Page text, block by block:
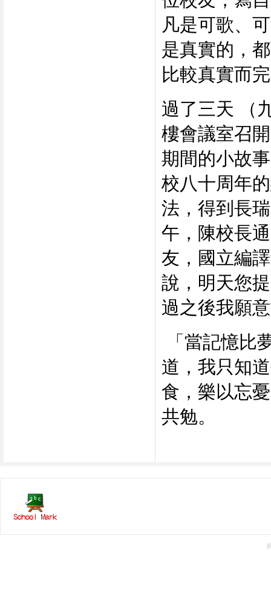
凡是可歌、
是真實的，
比較真實而
過了三天 （
樓會議室召
期間的小故
校八十周年
法，得到長
午，陳校長
友，國立編
說，明天您
過之後我願
「當記憶比
道，我只知
食，樂以忘
共勉。